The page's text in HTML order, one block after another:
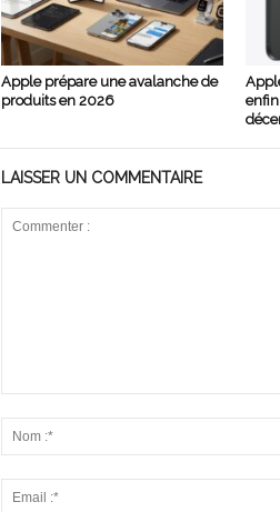
Apple prépare une avalanche de
produits en 2026
LAISSER UN COMMENTAIRE